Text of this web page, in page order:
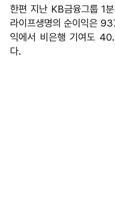
한편 지난 KB금융그룹 1
라이프생명의 순이익은
익에서 비은행 기여도
다.